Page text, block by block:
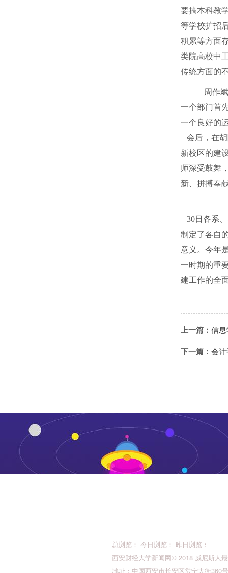
要搞本科教
等学校扩招
积累等方面
类院高校中
传统方面的
周作斌
一个部门首
一个良好的
会后，在
新校区的建
师深受鼓舞
新、拼搏奉
30日各系
制定了各自
意义。今年
一时期的重
建工作的全
上一篇： 信
下一篇： 会
总浏览： 今日浏览： 昨日浏览：
西安财经大学新闻网© 2018 威尼斯人
地址：中国西安市长安区常宁大街360